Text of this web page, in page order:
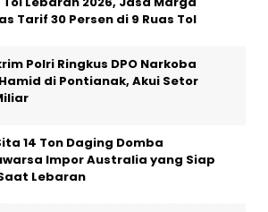
Tarif 30 Persen di 9 Ruas Tol
Polri Ringkus DPO Narkoba
di Pontianak, Akui Setor
14 Ton Daging Domba
Impor Australia yang Siap
Lebaran